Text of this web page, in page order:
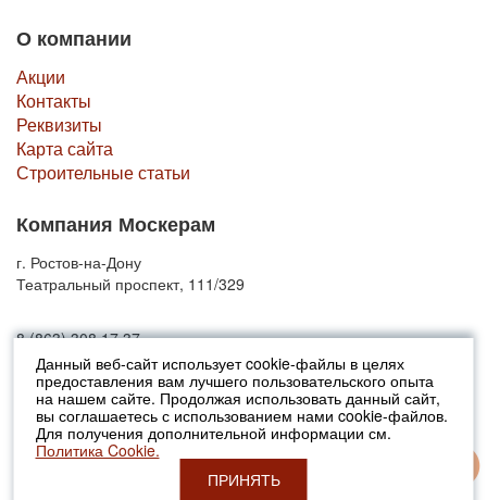
Данный веб-сайт использует cookie-файлы в целях
предоставления вам лучшего пользовательского опыта
на нашем сайте. Продолжая использовать данный сайт,
вы соглашаетесь с использованием нами cookie-файлов.
Для получения дополнительной информации см.
Политика Cookie.
ПРИНЯТЬ
О компании
Акции
Контакты
Реквизиты
Карта сайта
Строительные статьи
Компания Москерам
г. Ростов-на-Дону
Театральный проспект, 111/329
8 (863) 308 17 37
© 2010-2026 Москерам
Указанные на сайте цены не являются публичной офертой (ст.435 ГК
РФ).
Стоимость и наличие товара просьба уточнять в офисах продаж....